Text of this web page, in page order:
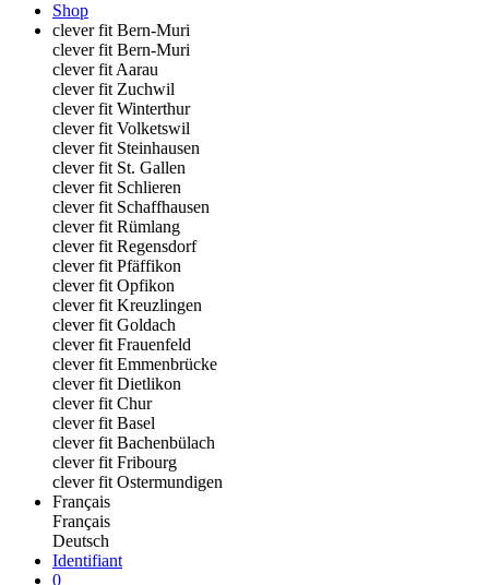
Shop
clever fit Bern-Muri
clever fit Bern-Muri
clever fit Aarau
clever fit Zuchwil
clever fit Winterthur
clever fit Volketswil
clever fit Steinhausen
clever fit St. Gallen
clever fit Schlieren
clever fit Schaffhausen
clever fit Rümlang
clever fit Regensdorf
clever fit Pfäffikon
clever fit Opfikon
clever fit Kreuzlingen
clever fit Goldach
clever fit Frauenfeld
clever fit Emmenbrücke
clever fit Dietlikon
clever fit Chur
clever fit Basel
clever fit Bachenbülach
clever fit Fribourg
clever fit Ostermundigen
Français
Français
Deutsch
Identifiant
0